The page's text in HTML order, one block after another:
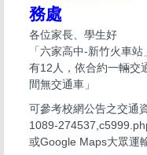
務處
各位家長、學生好
「六家高中-新竹火車
有12人，依合約一輛交
間無交通車」
可參考校網公告之交通
1089-
或Google Maps大眾運